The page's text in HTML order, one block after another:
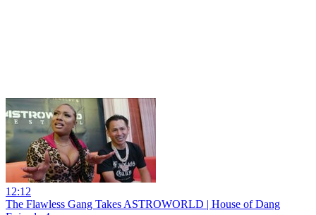
12:12
The Flawless Gang Takes ASTROWORLD | House of Dang